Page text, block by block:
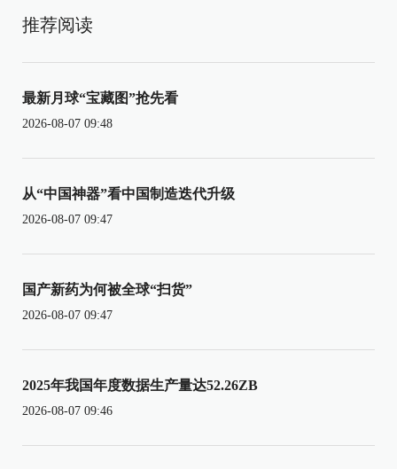
推荐阅读
最新月球“宝藏图”抢先看
2026-08-07 09:48
从“中国神器”看中国制造迭代升级
2026-08-07 09:47
国产新药为何被全球“扫货”
2026-08-07 09:47
2025年我国年度数据生产量达52.26ZB
2026-08-07 09:46